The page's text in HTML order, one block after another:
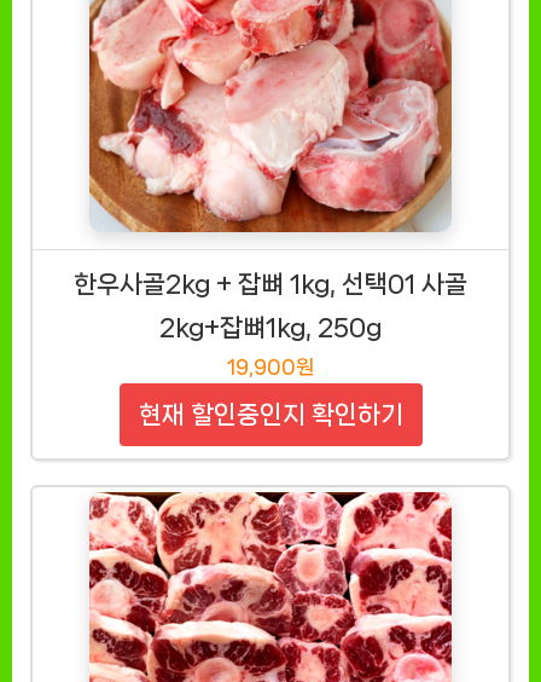
한우사골2kg + 잡뼈 1kg, 선택01 사골
2kg+잡뼈1kg, 250g
19,900원
현재 할인중인지 확인하기